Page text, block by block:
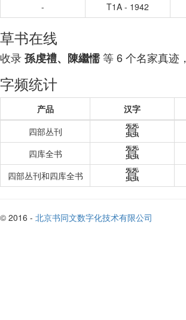
-
T1A - 1942
草书在线
收录孫虔禮、陳繼懦等 6 个名家真迹，
字频统计
产品 汉字
四部丛刊
蠶
四库全书
蠶
四部丛刊和四库全书
蠶
© 2016 - 北京书同文数字化技术有限公司